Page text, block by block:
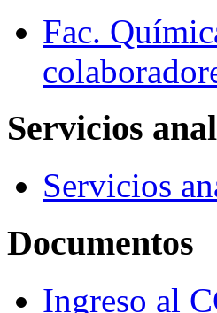
Fac.
Servicios
Servicios
Documentos
Ingreso al